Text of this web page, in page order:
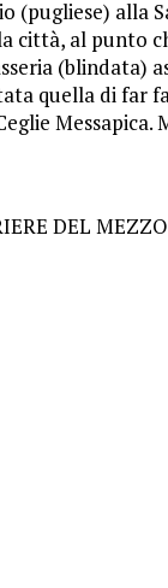
(pugliese) alla
città, al punto
(blindata)
quella di far
DEL